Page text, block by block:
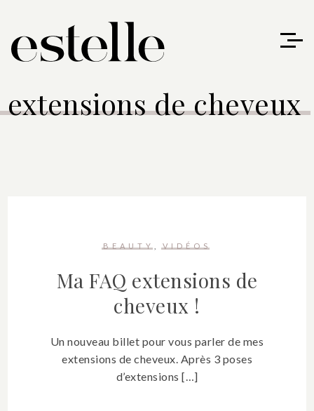
extensions de cheveux
BEAUTY VIDÉOS
Ma FAQ extensions de
cheveux !
Un nouveau billet pour vous parler de mes
extensions de cheveux. Après 3 poses
d’extensions […]